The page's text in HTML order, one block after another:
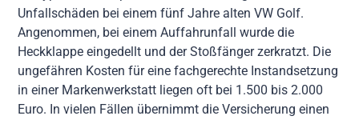
Unfallschäden bei einem fünf Jahre alten VW Golf.
Angenommen, bei einem Auffahrunfall wurde die
Heckklappe eingedellt und der Stoßfänger zerkratzt. Die
ungefähren Kosten für eine fachgerechte Instandsetzung
in einer Markenwerkstatt liegen oft bei 1.500 bis 2.000
Euro. In vielen Fällen übernimmt die Versicherung einen